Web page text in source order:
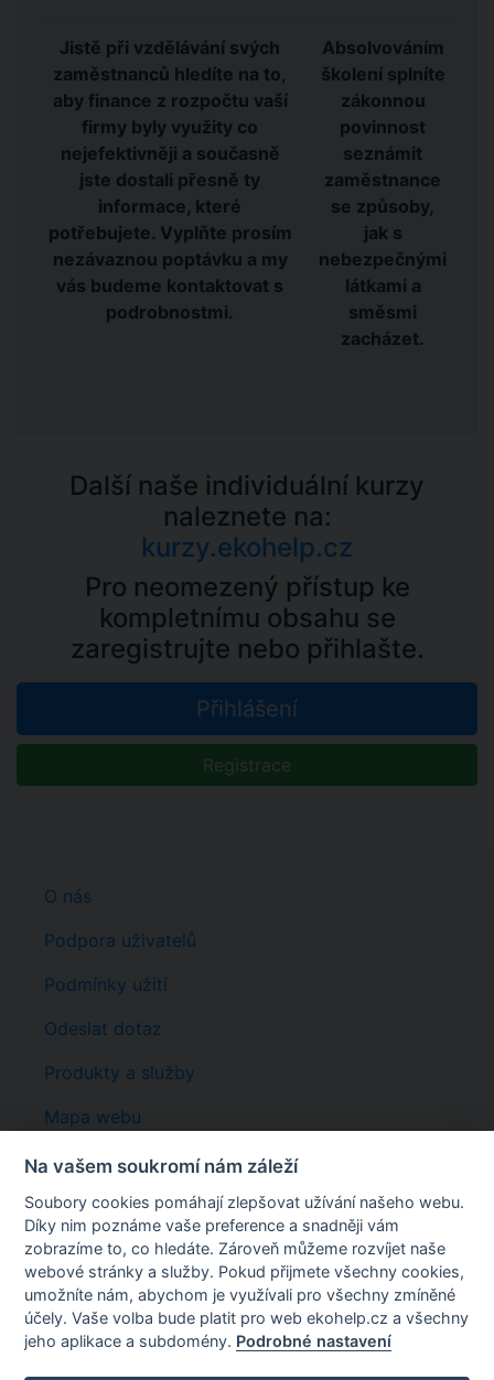
Jistě při vzdělávání svých
zaměstnanců hledíte na to,
aby finance z rozpočtu vaší
firmy byly využity co
nejefektivněji a současně
jste dostali přesně ty
informace, které
potřebujete. Vyplňte prosím
nezávaznou poptávku a my
vás budeme kontaktovat s
podrobnostmi.
Absolvováním
školení splníte
zákonnou
povinnost
seznámit
zaměstnance
se způsoby,
jak s
nebezpečnými
látkami a
směsmi
zacházet.
Další naše individuální kurzy
naleznete na:
kurzy.ekohelp.cz
Pro neomezený přístup ke
kompletnímu obsahu se
zaregistrujte nebo přihlašte.
Přihlášení
Registrace
O nás
Podpora uživatelů
Podmínky užití
Odeslat dotaz
Produkty a služby
Mapa webu
Registrace
Rychlé odkazy
EKOhelp EKOAUDIT: AKADEMA:ODPADY: ILNO
KATALOG ODPADŮ
Wcontact s.r.o.
U Královské louky 8, Praha 5, 150 00
Na vašem soukromí nám záleží
Soubory cookies pomáhají zlepšovat užívání našeho webu.
Díky nim poznáme vaše preference a snadněji vám
zobrazíme to, co hledáte. Zároveň můžeme rozvíjet naše
webové stránky a služby. Pokud přijmete všechny cookies,
umožníte nám, abychom je využívali pro všechny zmíněné
účely. Vaše volba bude platit pro web ekohelp.cz a všechny
jeho aplikace a subdomény. Podrobné nastavení